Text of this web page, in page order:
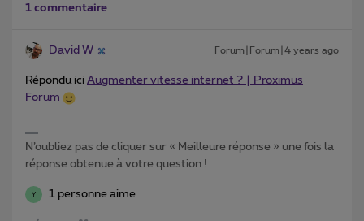
1 commentaire
David W Forum|Forum|4 years ago
Répondu ici Augmenter vitesse internet ? | Proximus
Forum
N’oubliez pas de cliquer sur « Meilleure réponse » une fois la
réponse obtenue à votre question !
Y 1 personne aime